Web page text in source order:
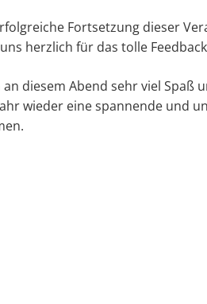
Fortsetzung dieser
herzlich für das tolle
diesem Abend sehr viel Spaß
wieder eine spannende und